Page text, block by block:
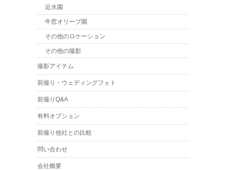
近水園
牛窓オリーブ園
その他のロケーション
その他の撮影
撮影アイテム
前撮り・ウェディングフォト
前撮りQ&A
有料オプション
前撮り他社との比較
問い合わせ
会社概要